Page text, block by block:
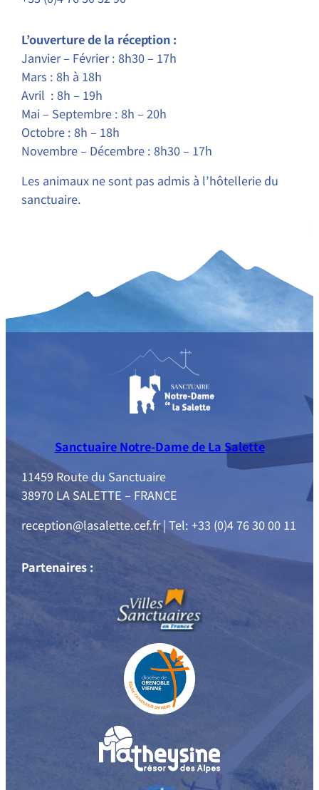
L’ouverture de la réception :
Janvier – Février : 8h30 – 17h
Mars : 8h à 18h
Avril : 8h – 19h
Mai – Septembre : 8h – 20h
Octobre : 8h – 18h
Novembre – Décembre : 8h30 – 17h
Les animaux ne sont pas admis à l’hôtellerie du
sanctuaire.
Sanctuaire Notre-Dame de La Salette
11459 Route du Sanctuaire
38970 LA SALETTE – FRANCE
reception@lasalette.cef.fr | Tel: +33 (0)4 76 30 00 11
Partenaires :